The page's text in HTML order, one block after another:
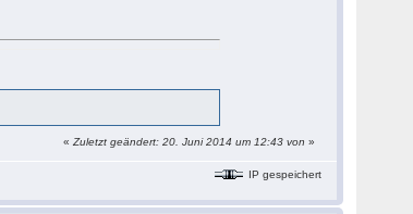
«Zuletzt geändert: 20. Juni 2014 um 12:43 von»
IP gespeichert